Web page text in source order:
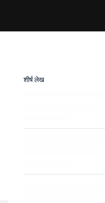
शीर्ष लेख